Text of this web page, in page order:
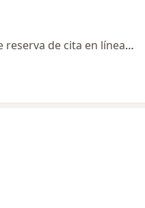
Este especialista no ofrece reserva de cita en línea en esta dirección.